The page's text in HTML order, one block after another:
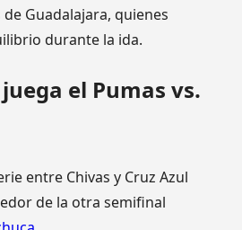
Guadalajara, quienes
durante la ida.
el Pumas vs.
entre Chivas y Cruz Azul
de la otra semifinal